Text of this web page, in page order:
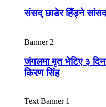
संसद् छाडेर हिँड्ने
Banner 2
जंगलमा मृत भेटिए ३
किरण सिंह
Text Banner 1